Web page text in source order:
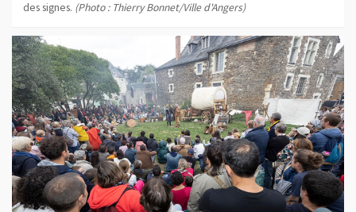
des signes. (Photo : Thierry Bonnet/Ville d'Angers)